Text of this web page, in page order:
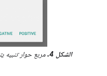
الشكل 4. مربع حوار تنبيه